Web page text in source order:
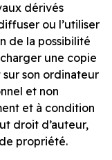
dérivés
ou l’utiliser
de la possibilité
une copie
son ordinateur
et non
et à condition
droit d’auteur,
propriété.